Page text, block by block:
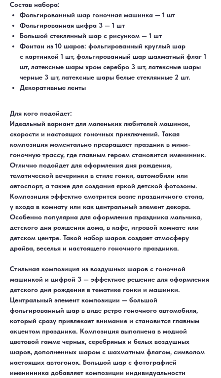
Состав набора:
Фольгированный шар гоночная машинка — 1 шт
Фольгированная цифра 3 — 1 шт
Большой стеклянный шар с рисунком — 1 шт
Фонтан из 10 шаров: фольгированный круглый шар
с картинкой 1 шт, фольгированный шар шахматный флаг 1
шт, латексные шары хром серебро 3 шт, латексные шары
черные 3 шт, латексные шары белые стеклянные 2 шт.
Декоративные ленты
Для кого подойдет:
Идеальный вариант для маленьких любителей машинок,
скорости и настоящих гоночных приключений. Такая
композиция моментально превращает праздник в мини-
гоночную трассу, где главным героем становится именинник.
Отлично подойдет для оформления дня рождения,
тематической вечеринки в стиле гонки, автомобили или
автоспорт, а также для создания яркой детской фотозоны.
Композиция эффектно смотрится возле праздничного стола,
у входа в комнату или как центральный элемент декора.
Особенно популярна для оформления праздника мальчика,
детского дня рождения дома, в кафе, игровой комнате или
детском центре. Такой набор шаров создает атмосферу
драйва, веселья и настоящего гоночного праздника.
Стильная композиция из воздушных шаров с гоночной
машинкой и цифрой 3 — эффектное решение для оформления
детского дня рождения в тематике гонки и машинки.
Центральный элемент композиции — большой
фольгированный шар в виде ретро гоночного автомобиля,
который сразу привлекает внимание и становится главным
акцентом праздника. Композиция выполнена в модной
цветовой гамме черных, серебряных и белых воздушных
шаров, дополненных шаром с шахматным флагом, символом
настоящих автогонок. Большой шар с фотографией
именинника добавляет композиции индивидуальности
ДОСТАВКА
Ежедневно, круглосуточно
САМОВЫВОЗ
С 10:00 до 19:30
Для девушек
Для мужчин
Для детей
Цифры
Хиты продаж
Доставка и оплата
Акции
Наши работы
Отзывы
РАБОТАЕМ ЕЖЕДНЕВНО
+7 (3452) 78-05-55
+7 952 678‑05‑55
ТЮМЕНЬ, УЛ. МУРАВЛЕНКО Д. 13
Смотреть в 2ГИССмотреть в Яндекс